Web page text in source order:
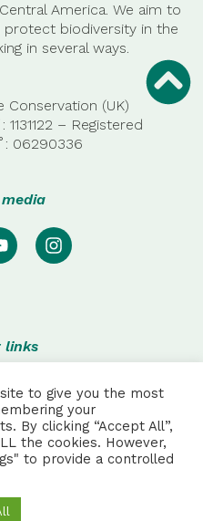
America. We aim to
biodiversity in the
in several ways.
Conservation (UK)
– Registered
06290336
links
to:
for web and product
for additional photos.
to give you the most
your
By clicking “Accept All”,
the cookies. However,
to provide a controlled